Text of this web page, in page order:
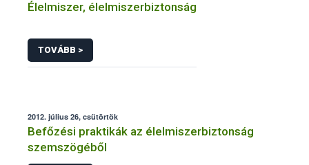
Élelmiszer, élelmiszerbiztonság
TOVÁBB >
2012. július 26, csütörtök
Befőzési praktikák az élelmiszerbiztonság
szemszögéből